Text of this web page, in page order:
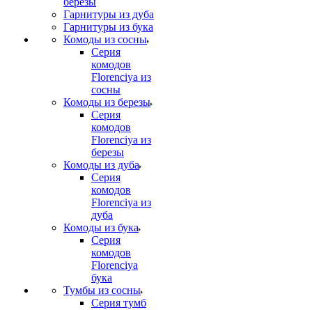
Гарнитуры из дуба
Гарнитуры из бука
Комоды из сосны
Серия
комодов
Florenciya из
сосны
Комоды из березы
Серия
комодов
Florenciya из
березы
Комоды из дуба
Серия
комодов
Florenciya из
дуба
Комоды из бука
Серия
комодов
Florenciya
бука
Тумбы из сосны
Серия тумб